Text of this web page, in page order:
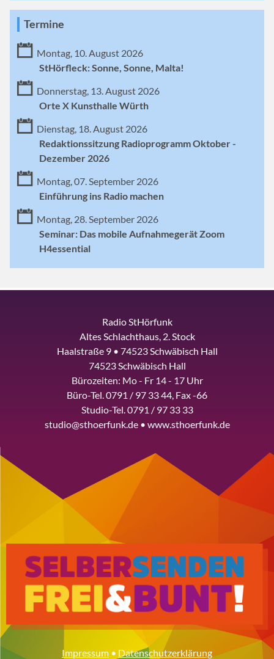
Termine
Montag, 10. August 2026
StHörfleck: Sonne, Sonne, Malta!
Donnerstag, 13. August 2026
Orte X Kunsthalle Würth
Dienstag, 18. August 2026
Redaktionssitzung Radioprogramm Oktober -
Dezember 2026
Montag, 07. September 2026
Einführung ins Radio machen
Montag, 28. September 2026
Seminar: Das mobile Aufnahmegerät Zoom
H4essential
Radio StHörfunk
Altes Schlachthaus, 2. Stock
Haalstraße 9 • 74523 Schwäbisch Hall
74523 Schwäbisch Hall
Bürozeiten: Mo - Fr 14 - 17 Uhr
Büro-Tel. 0791 / 97 33 44, Fax -66
Studio-Tel. 0791 / 97 33 33
studio@sthoerfunk.de • www.sthoerfunk.de
Impressum • Datenschutzerklärung